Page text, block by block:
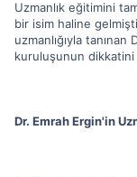
Uzmanlık eğitimini
bir isim haline
uzmanlığıyla
kuruluşunun dikkatini
Dr. Emrah Ergin'in